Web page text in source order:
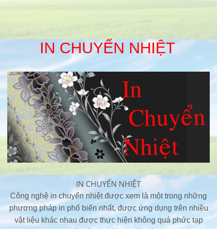
IN CHUYỂN NHIỆT
IN CHUYỂN NHIỆT
Công nghệ in chuyển nhiệt được xem là một trong những
phương pháp in phổ biến nhất, được ứng dụng trên nhiều
vật liệu khác nhau được thực hiện không quá phức tạp